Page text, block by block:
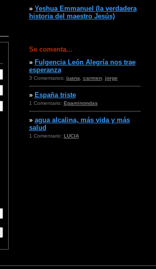
» Yeshua Emmanuel (la verdadera
historia del maestro Jesús)
Se comenta...
» Fulgencia León Alegría nos trae
esperanza
3 Comentarios: juana carmen, jorge
» España triste
1 Comentario: Epaminondas
» agua alcalina, más vida y más
salud
1 Comentario: LUCIA